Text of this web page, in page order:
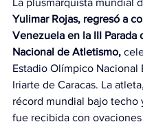
Yulimar Rojas, regresó a
Venezuela en la III Parada
Nacional de Atletismo,
Estadio Olímpico Nacional
Iriarte de Caracas. La
récord mundial bajo techo
fue recibida con